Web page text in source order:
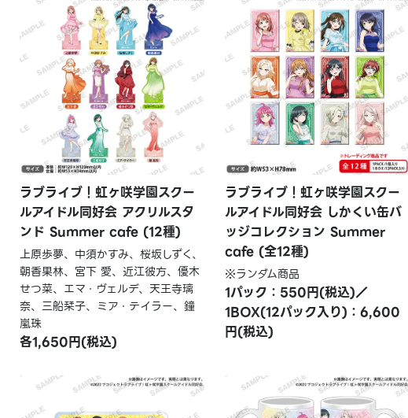
ラブライブ！虹ヶ咲学園スクー
ルアイドル同好会 アクリルスタ
ンド Summer cafe (12種)
上原歩夢、中須かすみ、桜坂しずく、
朝香果林、宮下 愛、近江彼方、優木
せつ菜、エマ・ヴェルデ、天王寺璃
奈、三船栞子、ミア・テイラー、鐘
嵐珠
各1,650円(税込)
ラブライブ！虹ヶ咲学園スクー
ルアイドル同好会 しかくい缶バ
ッジコレクション Summer
cafe (全12種)
※ランダム商品
1パック：550円(税込)／
1BOX(12パック入り)：6,600
円(税込)